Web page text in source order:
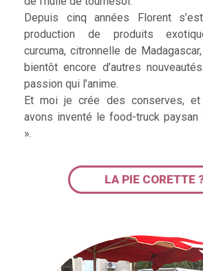
Depuis cinq années Florent
production de produits
curcuma, citronnelle de
bientôt encore d’autres
passion qui l’anime.
Et moi je crée des conserves, et
avons inventé le food-truck paysan
».
LA PIE CORETTE